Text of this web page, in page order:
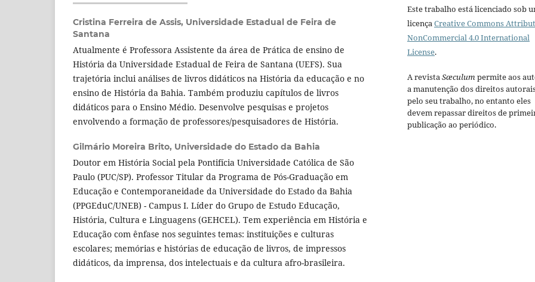
Cristina Ferreira de Assis, Universidade Estadual de Feira de
Santana
Atualmente é Professora Assistente da área de Prática de ensino de
História da Universidade Estadual de Feira de Santana (UEFS). Sua
trajetória inclui análises de livros didáticos na História da educação e no
ensino de História da Bahia. Também produziu capítulos de livros
didáticos para o Ensino Médio. Desenvolve pesquisas e projetos
envolvendo a formação de professores/pesquisadores de História.
Gilmário Moreira Brito, Universidade do Estado da Bahia
Doutor em História Social pela Pontifícia Universidade Católica de São
Paulo (PUC/SP). Professor Titular da Programa de Pós-Graduação em
Educação e Contemporaneidade da Universidade do Estado da Bahia
(PPGEduC/UNEB) - Campus I. Líder do Grupo de Estudo Educação,
História, Cultura e Linguagens (GEHCEL). Tem experiência em História e
Educação com ênfase nos seguintes temas: instituições e culturas
escolares; memórias e histórias de educação de livros, de impressos
didáticos, da imprensa, dos intelectuais e da cultura afro-brasileira.
Este trabalho está licenciado sob
licençaCreative Commons
NonCommercial 4.0 International
License.
A revistaSæculumpermite aos
a manutenção dos direitos
pelo seu trabalho, no entanto eles
devem repassar direitos de
publicação ao periódico.